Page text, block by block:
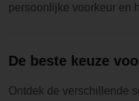
persoonlijke voorkeur en
De beste keuze
Ontdek de verschillende